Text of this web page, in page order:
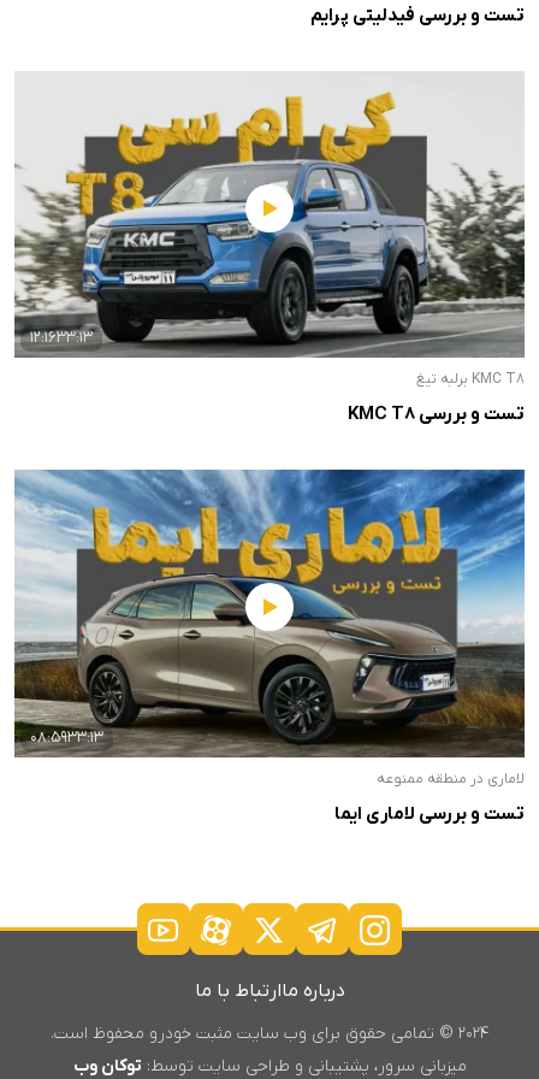
تست و بررسی فیدلیتی پرایم
12:1633:13
KMC T8 برلبه تیغ
تست و بررسی KMC T8
08:5933:13
لاماری در منطقه ممنوعه
تست و بررسی لاماری ایما
درباره ماارتباط با ما
۲۰۲۴ © تمامی حقوق برای وب سایت مثبت خودرو محفوظ است.
میزبانی سرور، پشتیبانی و طراحی سایت توسط: توکان وب